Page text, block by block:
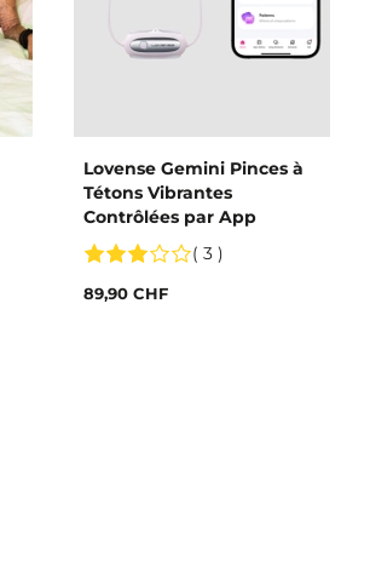
Lovense Gemini Pinces à
Tétons Vibrantes
Contrôlées par App
( 3 )
89,90 CHF